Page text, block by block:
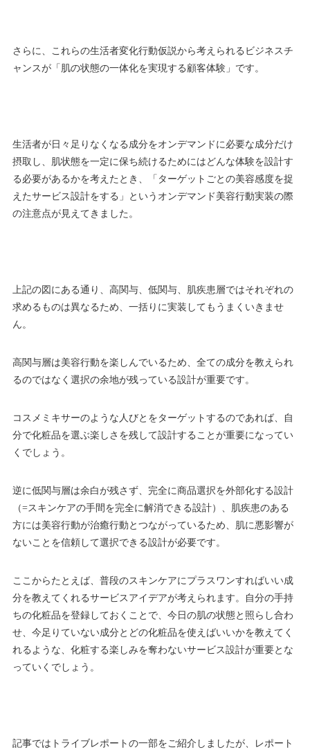
さらに、これらの生活者変化行動仮説から考えられるビジネスチ
ャンスが「肌の状態の一体化を実現する顧客体験」です。
生活者が日々足りなくなる成分をオンデマンドに必要な成分だけ
摂取し、肌状態を一定に保ち続けるためにはどんな体験を設計す
る必要があるかを考えたとき、「ターゲットごとの美容感度を捉
えたサービス設計をする」というオンデマンド美容行動実装の際
の注意点が見えてきました。
上記の図にある通り、高関与、低関与、肌疾患層ではそれぞれの
求めるものは異なるため、一括りに実装してもうまくいきませ
ん。
高関与層は美容行動を楽しんでいるため、全ての成分を教えられ
るのではなく選択の余地が残っている設計が重要です。
コスメミキサーのような人びとをターゲットするのであれば、自
分で化粧品を選ぶ楽しさを残して設計することが重要になってい
くでしょう。
逆に低関与層は余白が残さず、完全に商品選択を外部化する設計
（=スキンケアの手間を完全に解消できる設計）、肌疾患のある
方には美容行動が治癒行動とつながっているため、肌に悪影響が
ないことを信頼して選択できる設計が必要です。
ここからたとえば、普段のスキンケアにプラスワンすればいい成
分を教えてくれるサービスアイデアが考えられます。自分の手持
ちの化粧品を登録しておくことで、今日の肌の状態と照らし合わ
せ、今足りていない成分とどの化粧品を使えばいいかを教えてく
れるような、化粧する楽しみを奪わないサービス設計が重要とな
っていくでしょう。
記事ではトライブレポートの一部をご紹介しましたが、レポート